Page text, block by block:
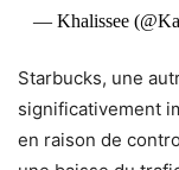
— Khalissee
Starbucks, une
significativement
en raison de